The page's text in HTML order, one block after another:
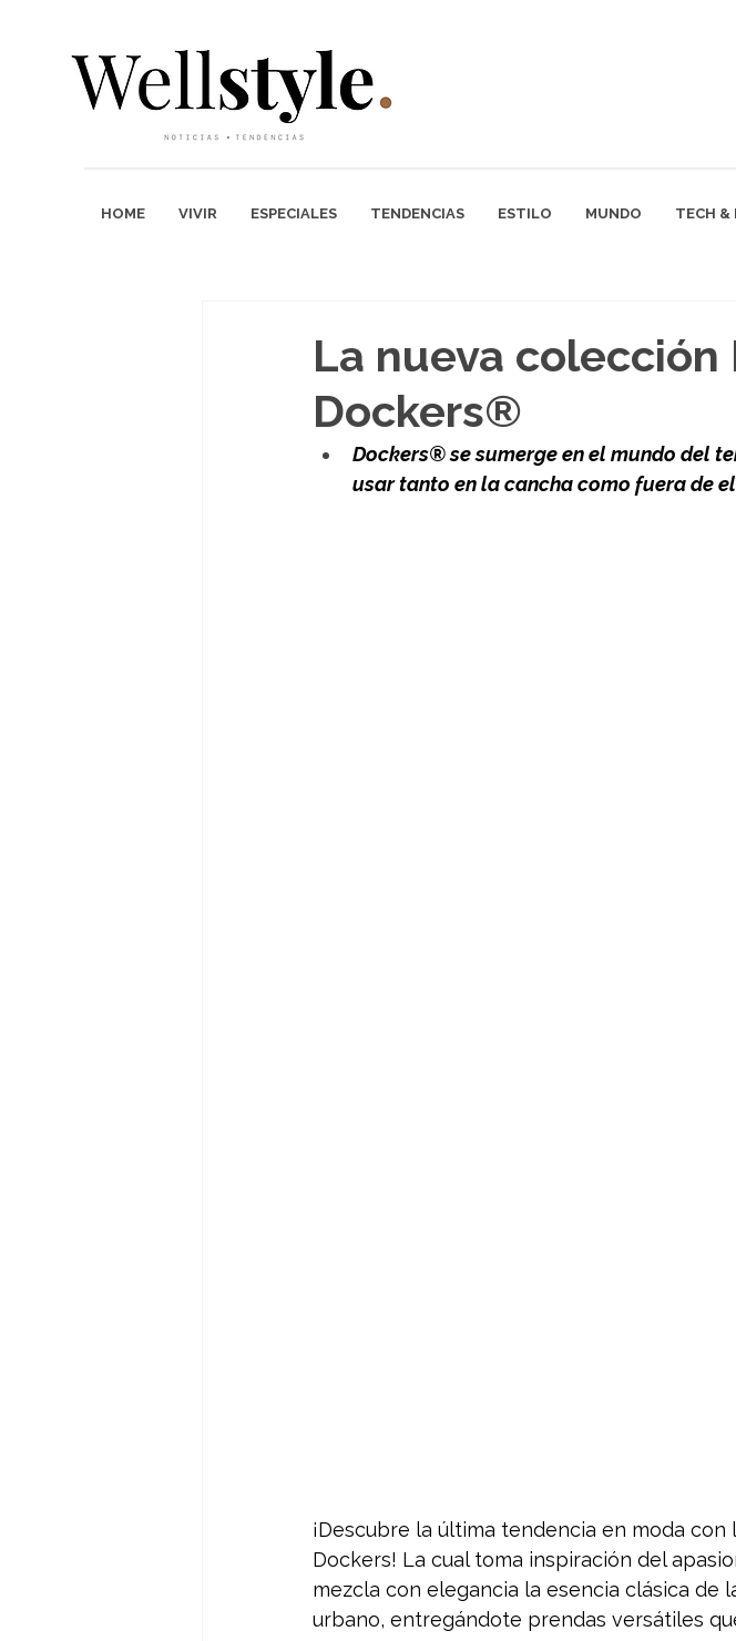
HOME VIVIR ESPECIALES TENDENCIAS ESTILO MUNDO TECH &
La nueva
Dockers®
Dockers® se sumerge en el mundo del
usar tanto en la cancha como fuera de
¡Descubre la última tendencia en moda
Dockers! La cual toma inspiración del
mezcla con elegancia la esencia clásica de
urbano, entregándote prendas versátiles